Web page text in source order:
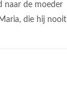
naar de moeder
die hij nooit